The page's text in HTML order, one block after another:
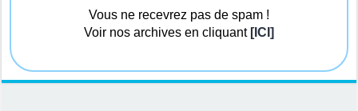
Vous ne recevrez pas de spam !
Voir nos archives en cliquant [ICI]